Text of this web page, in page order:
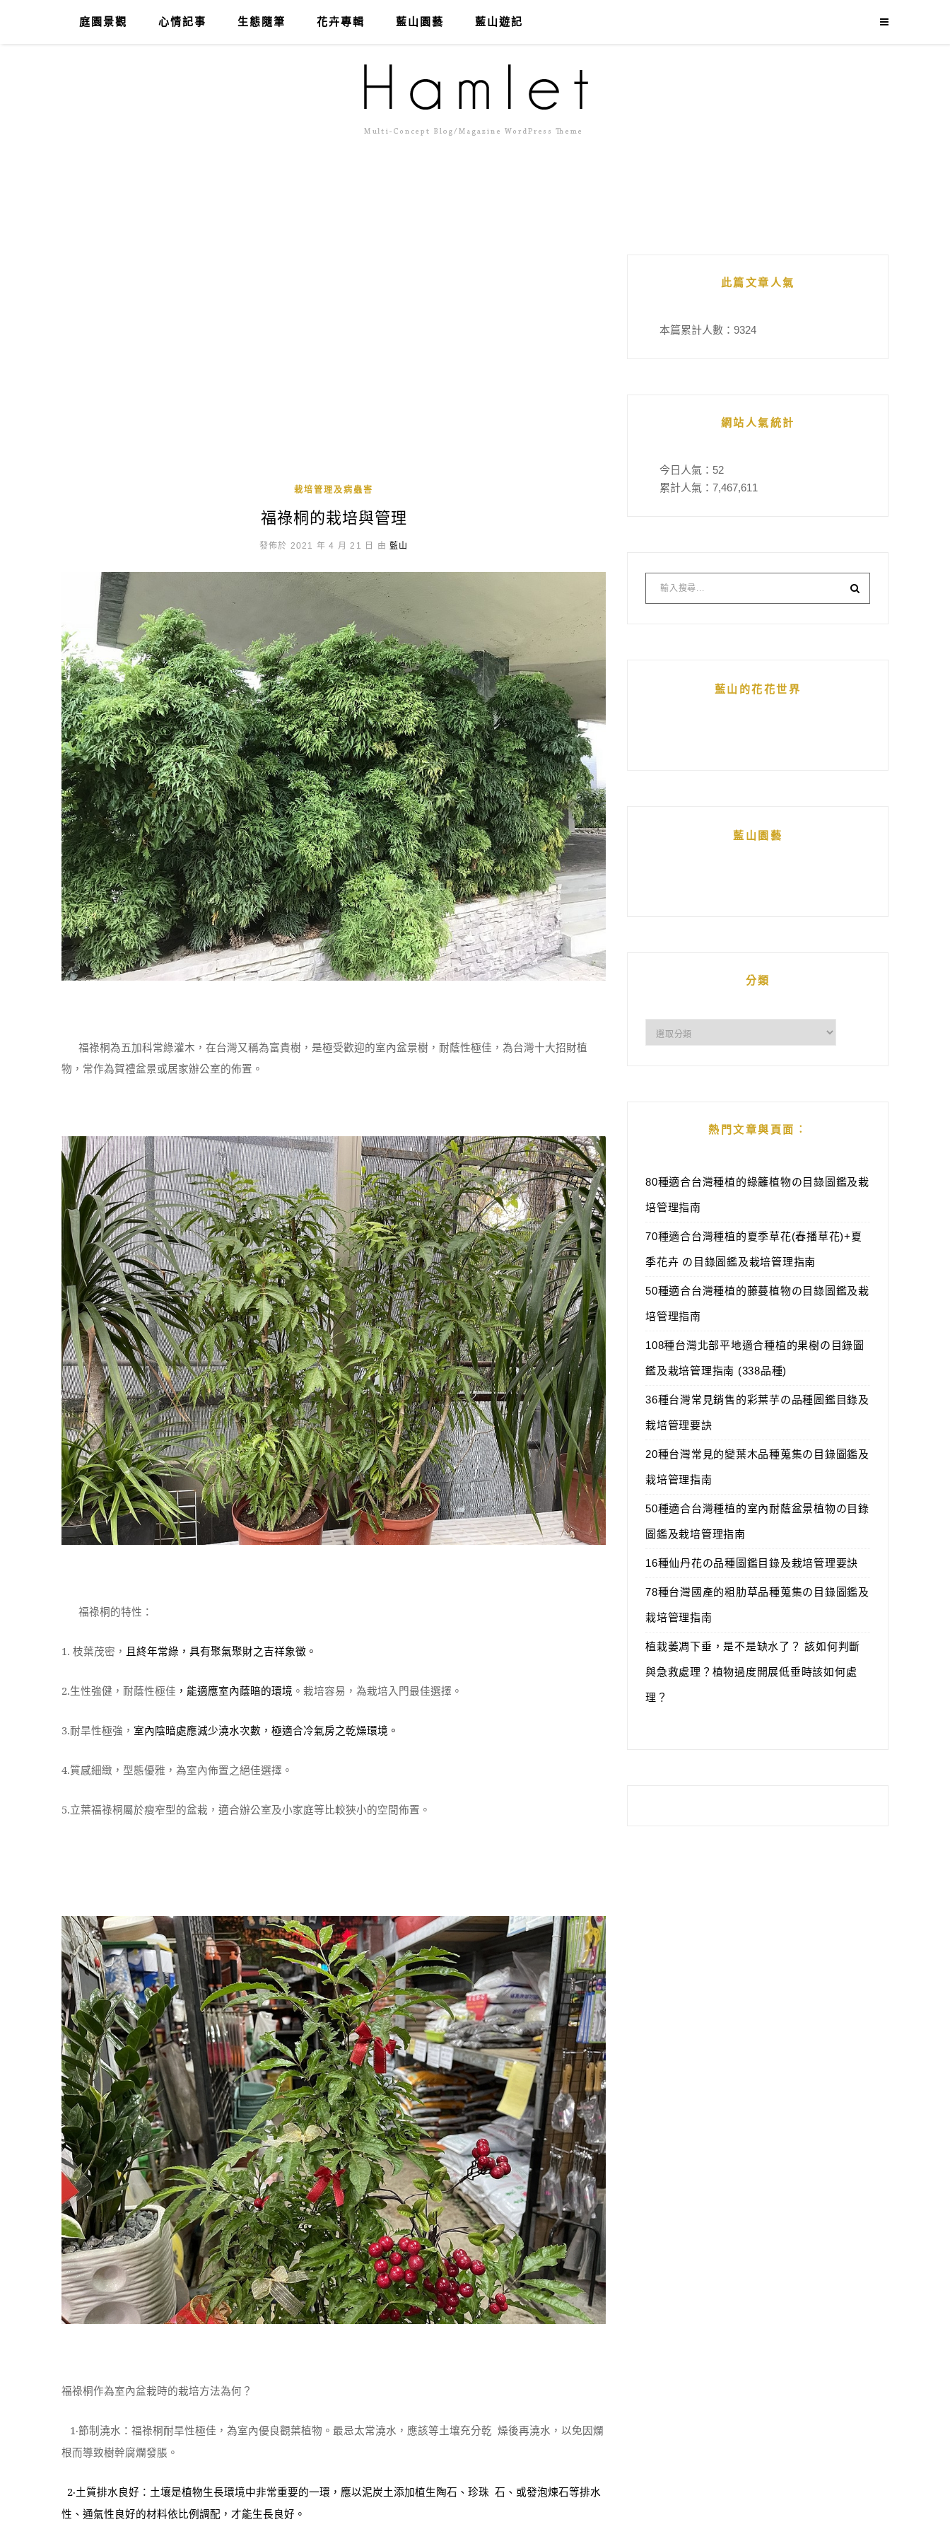
庭園景觀 心情記事 生態隨筆 花卉專輯 藍山園藝 藍山遊記
栽培管理及病蟲害
福祿桐的栽培與管理
發佈於 2021 年 4 月 21 日 由 藍山
福祿桐為五加科常綠灌木，在台灣又稱為富貴樹，是極受歡迎的室內盆景樹，耐蔭性極佳，為台灣十大招財植
物，常作為賀禮盆景或居家辦公室的佈置。
福祿桐的特性：
1. 枝葉茂密， 且終年常綠，具有聚氣聚財之吉祥象徵。
2.生性強健，耐蔭性極佳 ，能適應室內蔭暗的環境 。栽培容易，為栽培入門最佳選擇。
3.耐旱性極強， 室內陰暗處應減少澆水次數，極適合冷氣房之乾燥環境。
4.質感細緻，型態優雅，為室內佈置之絕佳選擇。
5.立葉福祿桐屬於瘦窄型的盆栽，適合辦公室及小家庭等比較狹小的空間佈置。
福祿桐作為室內盆栽時的栽培方法為何？
1‧節制澆水：福祿桐耐旱性極佳，為室內優良觀葉植物。最忌太常澆水，應該等土壤充分乾 燥後再澆水，以免因爛
根而導致樹幹腐爛發脹。
2‧土質排水良好：土壤是植物生長環境中非常重要的一環，應以泥炭土添加植生陶石、珍珠 石、或發泡煉石等排水
性、通氣性良好的材料依比例調配，才能生長良好。
此篇文章人氣
本篇累計人數： 9324
網站人氣統計
今日人氣： 52
累計人氣： 7,467,611
藍山的花花世界
藍山園藝
分類
熱門文章與頁面︰
80種適合台灣種植的綠籬植物の目錄圖鑑及栽
培管理指南
70種適合台灣種植的夏季草花(春播草花)+夏
季花卉 の目錄圖鑑及栽培管理指南
50種適合台灣種植的藤蔓植物の目錄圖鑑及栽
培管理指南
108種台灣北部平地適合種植的果樹の目錄圖
鑑及栽培管理指南 (338品種)
36種台灣常見銷售的彩葉芋の品種圖鑑目錄及
栽培管理要訣
20種台灣常見的變葉木品種蒐集の目錄圖鑑及
栽培管理指南
50種適合台灣種植的室內耐蔭盆景植物の目錄
圖鑑及栽培管理指南
16種仙丹花の品種圖鑑目錄及栽培管理要訣
78種台灣國產的粗肋草品種蒐集の目錄圖鑑及
栽培管理指南
植栽萎凋下垂，是不是缺水了？ 該如何判斷
與急救處理？植物過度開展低垂時該如何處
理？